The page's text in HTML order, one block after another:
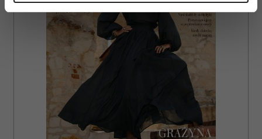
dane są przetwarzane oraz ustaw własne preferencje w
sekcji szczegółów. W Deklaracji plików cookie możesz
zmienić lub wycofać swoją zgodę w dowolnej chwili.
Wykorzystujemy pliki cookie do spersonalizowania treści
i reklam, aby oferować funkcje społecznościowe i
analizować ruch w naszej witrynie. Informacje o tym, jak
korzystasz z naszej witryny, udostępniamy partnerom
społecznościowym, reklamowym i analitycznym.